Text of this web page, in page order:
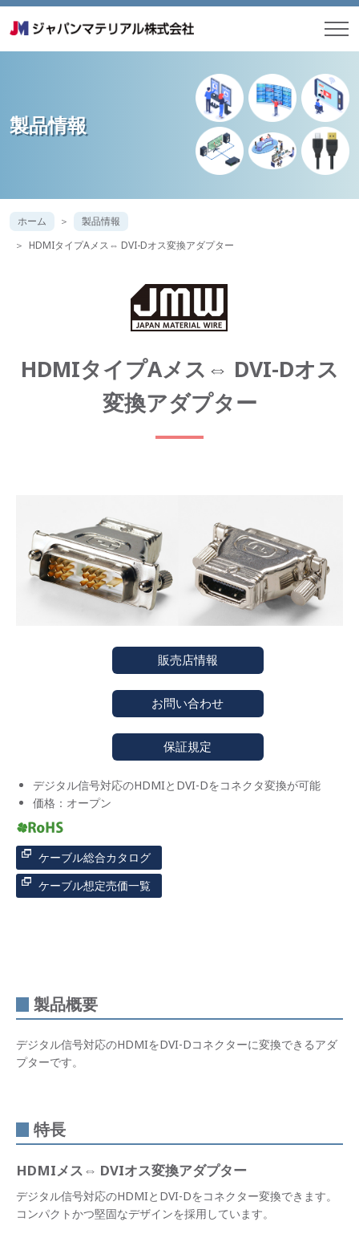
製品情報
ホーム
製品情報
HDMIタイプAメス⇔ DVI-Dオス変換アダプター
HDMIタイプAメス⇔ DVI-Dオス
変換アダプター
販売店情報
お問い合わせ
保証規定
デジタル信号対応のHDMIとDVI-Dをコネクタ変換が可能
価格：オープン
ケーブル総合カタログ
ケーブル想定売価一覧
製品概要
デジタル信号対応のHDMIをDVI-Dコネクターに変換できるアダ
プターです。
特長
HDMIメス⇔ DVIオス変換アダプター
デジタル信号対応のHDMIとDVI-Dをコネクター変換できます。
コンパクトかつ堅固なデザインを採用しています。